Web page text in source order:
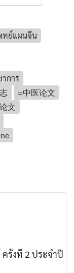
ทย์แผนจีน
การ
=中医论文
文
รั้งที่ 2 ประจำปี